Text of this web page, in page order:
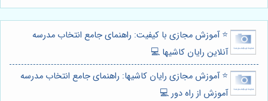
⭐️ آموزش مجازی با کیفیت: راهنمای جامع انتخاب مدرسه
آنلاین رایان کاشیها 💻
⭐️ آموزش مجازی رایان کاشیها: راهنمای جامع انتخاب مدرسه
آموزش از راه دور 💻